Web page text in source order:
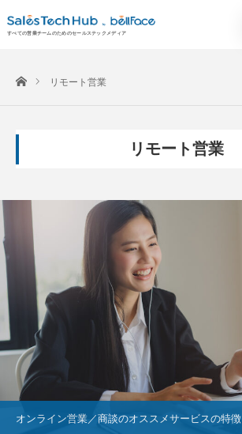
by
すべての営業チームのためのセールステックメディア
ホームリモート営業
リモート営業
オンライン営業／商談のオススメサービスの特徴